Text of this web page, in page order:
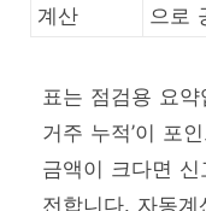
계산
으로
표는 점검용 요약
거주 누적’이 포
금액이 크다면
전합니다. 자동